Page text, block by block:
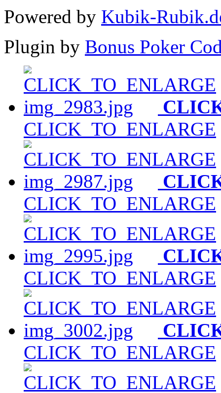
Powered by Kubik-
Plugin by Bonus Poker
CLICK_TO_ENLARGE
CLICK_TO_ENLARGE
CLICK_TO_ENLARGE
CLICK_TO_ENLARGE